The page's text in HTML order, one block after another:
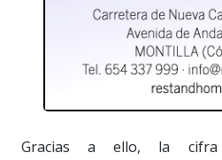
Gracias a ello, la cifra